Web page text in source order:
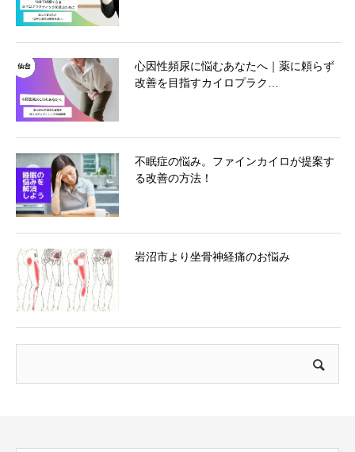
心因性頻尿に悩むあなたへ｜薬に頼らず
改善を目指すカイロプラク…
不眠症の悩み。ファインカイロが提案す
る改善の方法！
岩沼市より坐骨神経痛のお悩み